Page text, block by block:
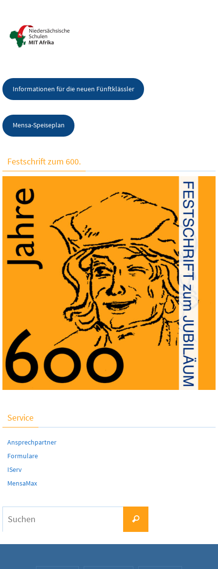
Informationen für die neuen Fünftklässler
Mensa-Speiseplan
Festschrift zum 600.
Service
Ansprechpartner
Formulare
IServ
MensaMax
Suchen